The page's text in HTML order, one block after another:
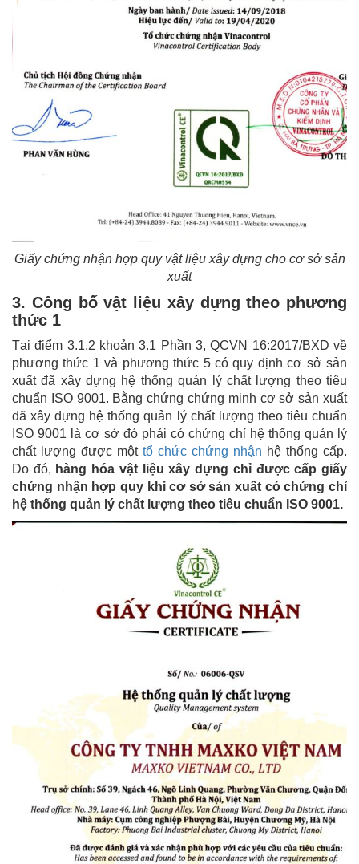
Giấy chứng nhận hợp quy vật liệu xây dựng cho cơ sở sản
xuất
3. Công bố vật liệu xây dựng theo phương
thức 1
Tại điểm 3.1.2 khoản 3.1 Phần 3, QCVN 16:2017/BXD về
phương thức 1 và phương thức 5 có quy định cơ sở sản
xuất đã xây dựng hệ thống quản lý chất lượng theo tiêu
chuẩn ISO 9001. Bằng chứng chứng minh cơ sở sản xuất
đã xây dựng hệ thống quản lý chất lượng theo tiêu chuẩn
ISO 9001 là cơ sở đó phải có chứng chỉ hệ thống quản lý
chất lượng được một tổ chức chứng nhận hệ thống cấp.
Do đó, hàng hóa vật liệu xây dựng chỉ được cấp giấy
chứng nhận hợp quy khi cơ sở sản xuất có chứng chỉ
hệ thống quản lý chất lượng theo tiêu chuẩn ISO 9001.